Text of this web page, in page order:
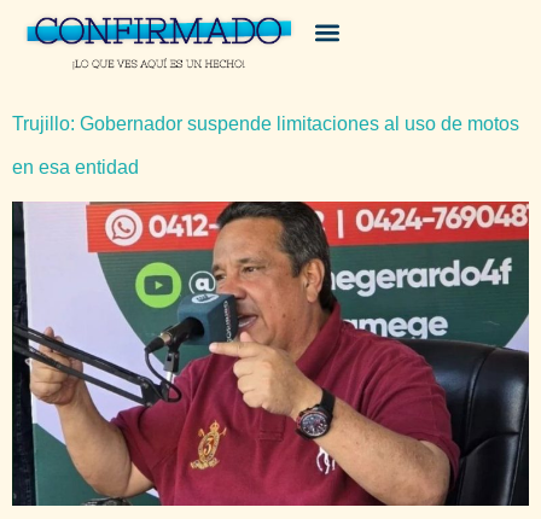
Trujillo: Gobernador suspende limitaciones al uso de motos
en esa entidad